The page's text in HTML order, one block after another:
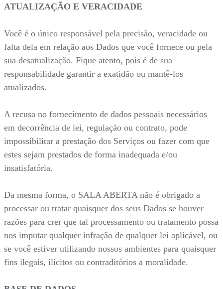
ATUALIZAÇÃO E VERACIDADE
Você é o único responsável pela precisão, veracidade ou
falta dela em relação aos Dados que você fornece ou pela
sua desatualização. Fique atento, pois é de sua
responsabilidade garantir a exatidão ou mantê-los
atualizados.
A recusa no fornecimento de dados pessoais necessários
em decorrência de lei, regulação ou contrato, pode
impossibilitar a prestação dos Serviços ou fazer com que
estes sejam prestados de forma inadequada e/ou
insatisfatória.
Da mesma forma, o SALA ABERTA não é obrigado a
processar ou tratar quaisquer dos seus Dados se houver
razões para crer que tal processamento ou tratamento possa
nos imputar qualquer infração de qualquer lei aplicável, ou
se você estiver utilizando nossos ambientes para quaisquer
fins ilegais, ilícitos ou contraditórios a moralidade.